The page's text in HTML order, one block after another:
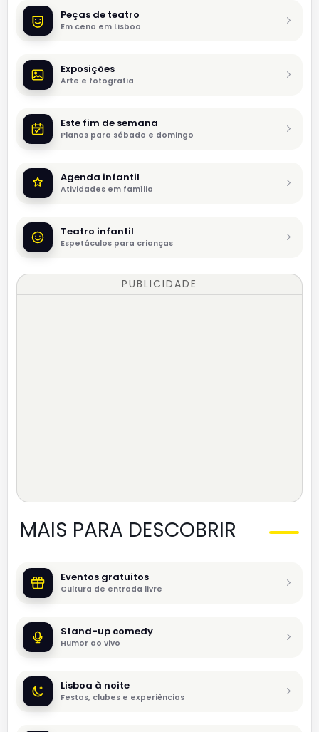
Peças de teatro
Em cena em Lisboa
Exposições
Arte e fotografia
Este fim de semana
Planos para sábado e domingo
Agenda infantil
Atividades em família
Teatro infantil
Espetáculos para crianças
PUBLICIDADE
MAIS PARA DESCOBRIR
Eventos gratuitos
Cultura de entrada livre
Stand-up comedy
Humor ao vivo
Lisboa à noite
Festas, clubes e experiências